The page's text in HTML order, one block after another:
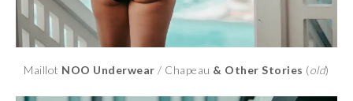
Maillot NOO Underwear/ Chapeau & Other Stories (old)